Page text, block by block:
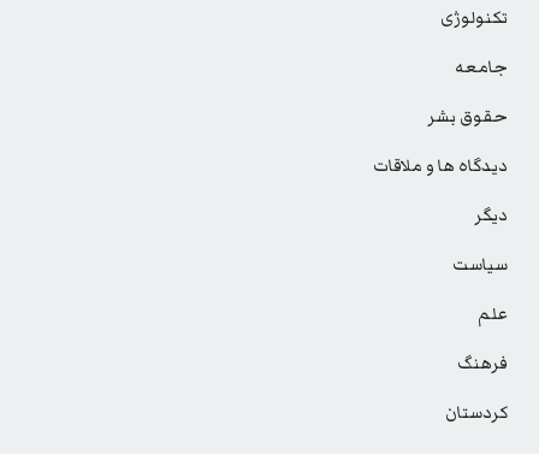
تکنولوژی
جامعه
حقوق بشر
دیدگاه ها و ملاقات
دیگر
سیاست
علم
فرهنگ
کردستان